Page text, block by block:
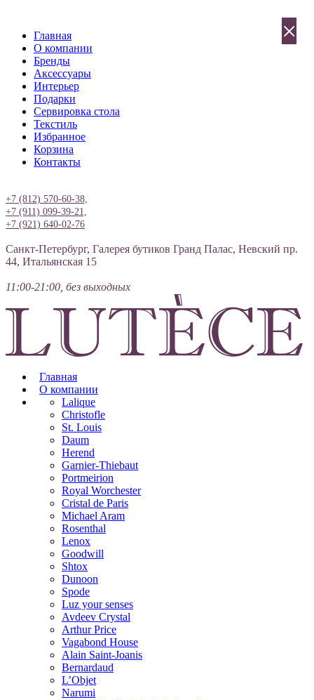
Главная
О компании
Бренды
Аксессуары
Интерьер
Подарки
Сервировка стола
Текстиль
Избранное
Корзина
Контакты
+7 (812) 570-60-38,
+7 (911) 099-39-21,
+7 (921) 640-02-76
Санкт-Петербург, Галерея бутиков Гранд Палас, Невский пр.
44, Итальянская 15
11:00-21:00, без выходных
Главная
О компании
Lalique
Christofle
St. Louis
Daum
Herend
Garnier-Thiebaut
Portmeirion
Royal Worchester
Cristal de Paris
Michael Aram
Rosenthal
Lenox
Goodwill
Shtox
Dunoon
Spode
Luz your senses
Avdeev Crystal
Arthur Price
Vagabond House
Alain Saint-Joanis
Bernardaud
L’Objet
Narumi
×